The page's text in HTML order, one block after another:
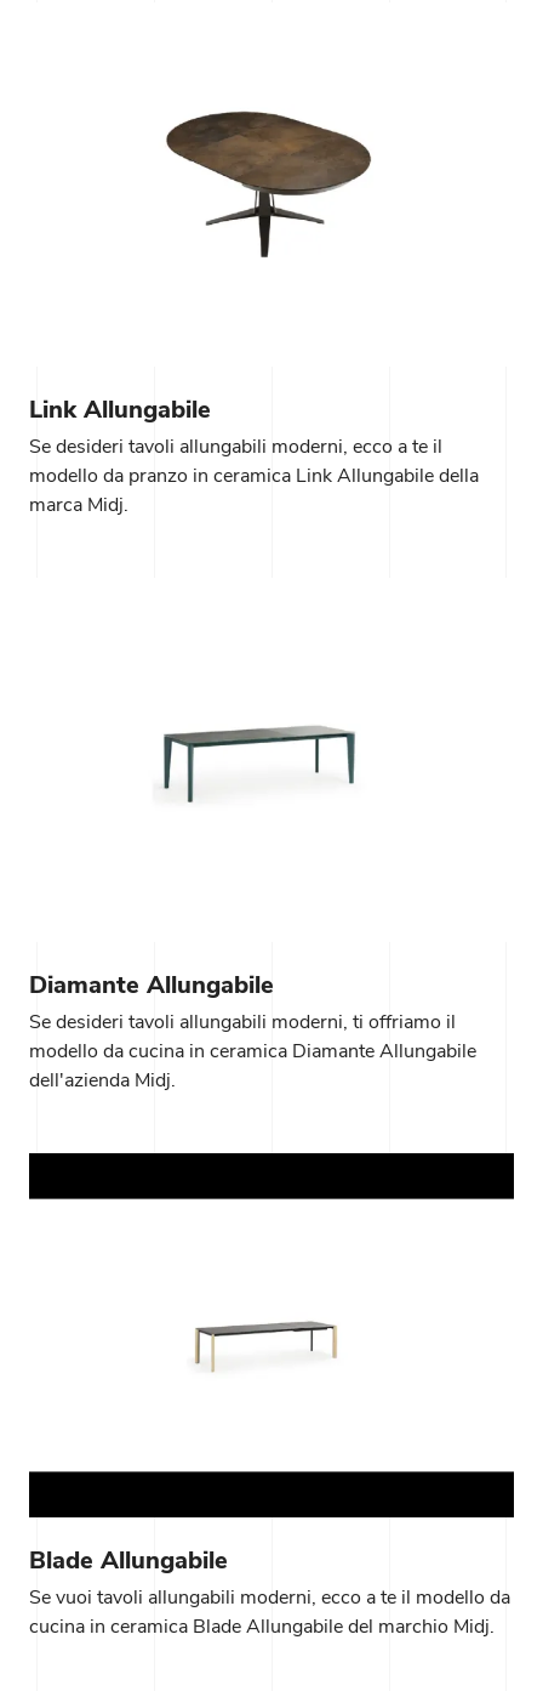
Link Allungabile
Se desideri tavoli allungabili moderni, ecco a te il
modello da pranzo in ceramica Link Allungabile della
marca Midj.
Diamante Allungabile
Se desideri tavoli allungabili moderni, ti offriamo il
modello da cucina in ceramica Diamante Allungabile
dell'azienda Midj.
Blade Allungabile
Se vuoi tavoli allungabili moderni, ecco a te il modello da
cucina in ceramica Blade Allungabile del marchio Midj.